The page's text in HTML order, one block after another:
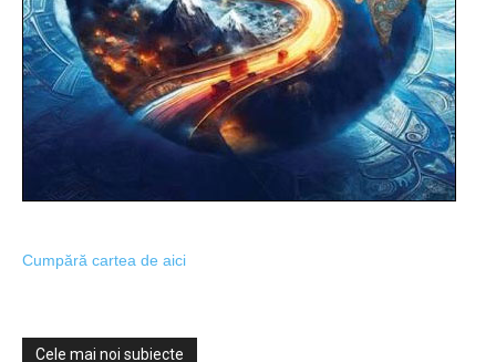
Cumpără cartea de aici
Cele mai noi subiecte